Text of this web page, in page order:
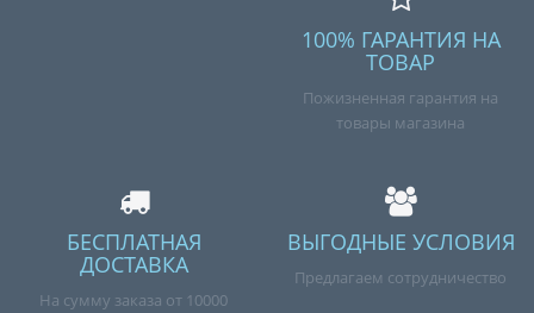
100% ГАРАНТИЯ НА
ТОВАР
Пожизненная гарантия на
товары магазина
БЕСПЛАТНАЯ
ДОСТАВКА
На сумму заказа от 10000
ВЫГОДНЫЕ УСЛОВИЯ
Предлагаем сотрудничество